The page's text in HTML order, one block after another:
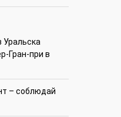
Гран-при в
– соблюдай